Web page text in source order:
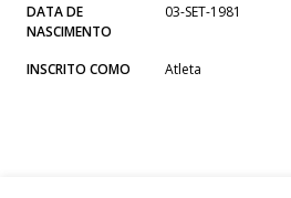
DATA DE
NASCIMENTO
03-SET-1981
INSCRITO COMO Atleta